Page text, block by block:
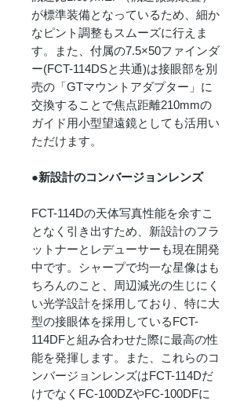
が標準装備となっているため、細か
なピント調整もスムーズに行えま
す。また、付属の7.5×50ファインダ
ー(FCT-114DSと共通)は接眼部を別
売の「GTマウントアダプター」に
交換することで焦点距離210mmの
ガイド用小型望遠鏡としても活用い
ただけます。
●新設計のコンバージョンレンズ
FCT-114Dの天体写真性能を余すこ
となく引き出すため、新設計のフラ
ットナーとレデューサーも現在開発
中です。シャープで均一な星像はも
ちろんのこと、周辺減光の生じにく
い光学設計を採用しており、特に大
型の接眼体を採用しているFCT-
114DFと組み合わせた際に最高の性
能を発揮します。また、これらのコ
ンバージョンレンズはFCT-114Dだ
けでなくFC-100DZやFC-100DFに